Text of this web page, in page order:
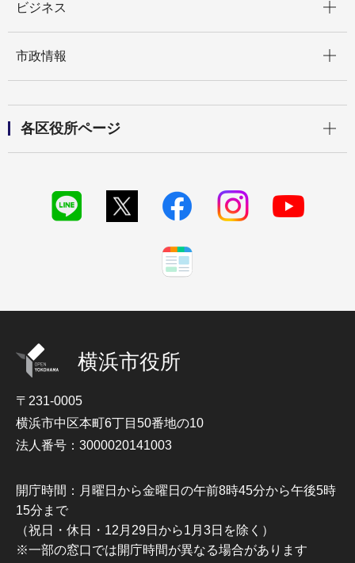
ビジネス
市政情報
各区役所ページ
横浜市役所
〒231-0005
横浜市中区本町6丁目50番地の10
法人番号：3000020141003
開庁時間：月曜日から金曜日の午前8時45分から午後5時
15分まで
（祝日・休日・12月29日から1月3日を除く）
※一部の窓口では開庁時間が異なる場合があります